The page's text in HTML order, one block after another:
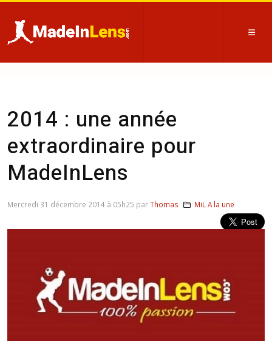
2014 : une année
extraordinaire pour
MadeInLens
Mercredi 31 décembre 2014 à 05h25 parThomas MiL A la une